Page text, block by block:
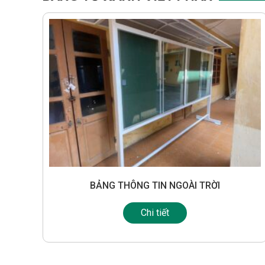
BẢNG THÔNG TIN NGOÀI TRỜI
Chi tiết